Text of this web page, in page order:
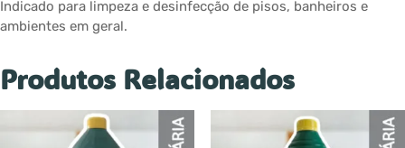
Indicado para limpeza e desinfecção de pisos, banheiros e
ambientes em geral.
Produtos Relacionados